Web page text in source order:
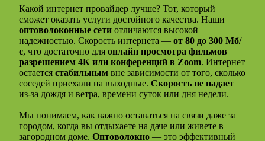
Какой интернет провайдер лучше? Тот, который
сможет оказать услуги достойного качества. Наши
оптоволоконные сети отличаются высокой
надежностью. Скорость интернета — от 80 до 300 Мб/
с, что достаточно для онлайн просмотра фильмов
разрешением 4К или конференций в Zoom. Интернет
остается стабильным вне зависимости от того, сколько
соседей приехали на выходные. Скорость не падает
из-за дождя и ветра, времени суток или дня недели.
Мы понимаем, как важно оставаться на связи даже за
городом, когда вы отдыхаете на даче или живете в
загородном доме. Оптоволокно — это эффективный